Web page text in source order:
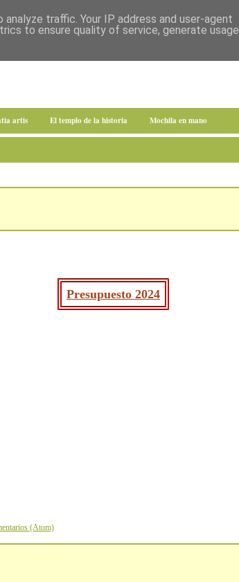
artis El templo de la historia Mochila en mano
Presupuesto 2024
(Atom)
traffic. Your IP address and user-agent
to ensure quality of service, generate usage